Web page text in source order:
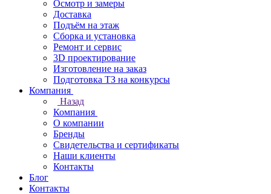
Осмотр и замеры
Доставка
Подъём на этаж
Сборка и установка
Ремонт и сервис
3D проектирование
Изготовление на заказ
Подготовка ТЗ на конкурсы
Компания
Назад
Компания
О компании
Бренды
Свидетельства и сертификаты
Наши клиенты
Контакты
Блог
Контакты